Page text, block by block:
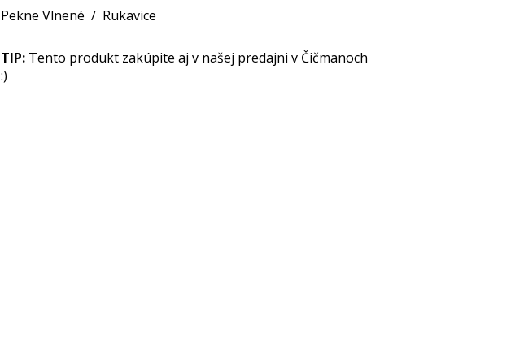
Pekne Vlnené / Rukavice
TIP: Tento produkt zakúpite aj v našej predajni v Čičmanoch
:)